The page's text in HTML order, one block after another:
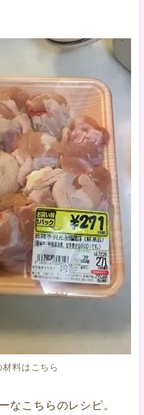
材料はこちら
なこちらのレシピ。